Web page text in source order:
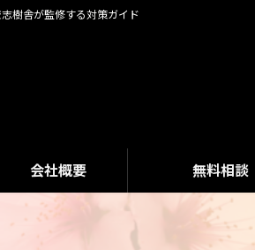
樹舎が監修する対策ガイド
会社概要 無料相談